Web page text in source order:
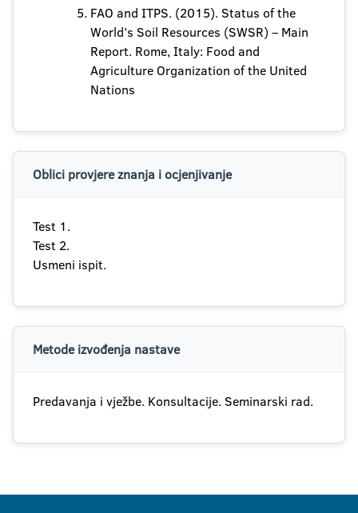
FAO and ITPS. (2015). Status of the
World’s Soil Resources (SWSR) – Main
Report. Rome, Italy: Food and
Agriculture Organization of the United
Nations
Oblici provjere znanja i ocjenjivanje
Test 1.
Test 2.
Usmeni ispit.
Metode izvođenja nastave
Predavanja i vježbe. Konsultacije. Seminarski rad.